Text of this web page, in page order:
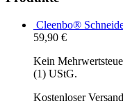
Cleenbo®
59,90 €
Kein
(1) UStG.
Kostenloser Versand